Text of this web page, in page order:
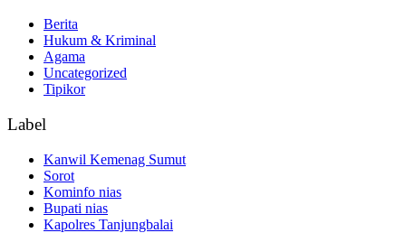
Berita
Hukum & Kriminal
Agama
Uncategorized
Tipikor
Label
Kanwil Kemenag Sumut
Sorot
Kominfo nias
Bupati nias
Kapolres Tanjungbalai